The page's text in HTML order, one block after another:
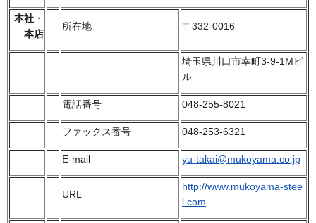
本社・
本店
所在地 〒332-0016
埼玉県川口市幸町3-9-1Mビ
ル
電話番号 048-255-8021
ファックス番号 048-253-6321
E-mail yu-takai@mukoyama.co.jp
URL
http://www.mukoyama-stee
l.com